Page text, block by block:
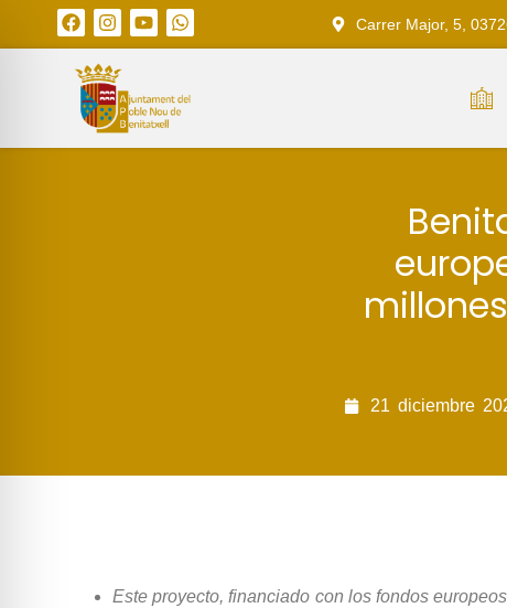
Carrer Major, 5,
21 diciembre
Este proyecto, financiado con los fondos